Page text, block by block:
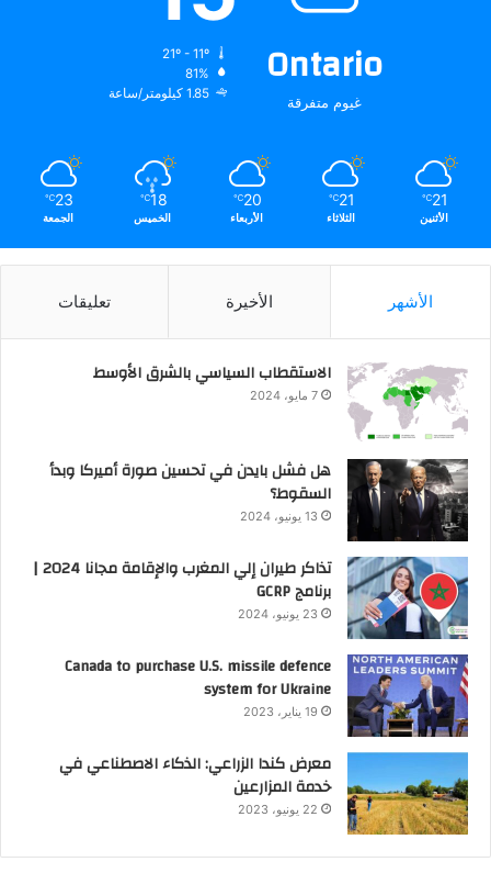
Ontario
غيوم متفرقة
81%
1.85 كيلومتر/ساعة
21
℃
الأثنين
21
℃
الثلاثاء
20
℃
الأربعاء
18
℃
الخميس
23
℃
الجمعة
الأشهر الأخيرة تعليقات
الاستقطاب السياسي بالشرق الأوسط
7 مايو، 2024
هل فشل بايدن في تحسين صورة أميركا وبدأ
السقوط؟
13 يونيو، 2024
تذاكر طيران إلي المغرب والإقامة مجانا 2024 |
برنامج GCRP
23 يونيو، 2024
Canada to purchase U.S. missile defence
system for Ukraine
19 يناير، 2023
معرض كندا الزراعي: الذكاء الاصطناعي في
خدمة المزارعين
22 يونيو، 2023